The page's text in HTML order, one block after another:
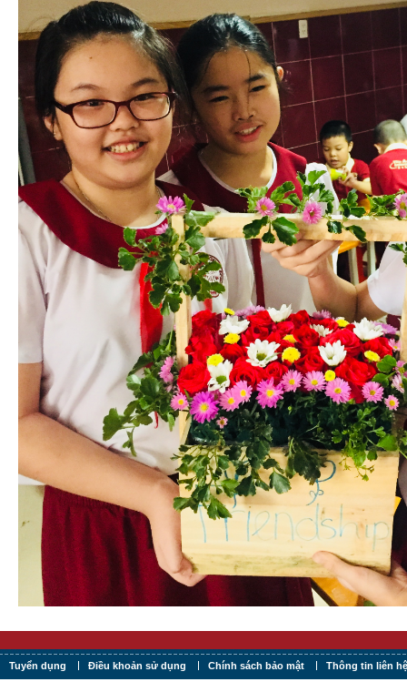
Tuyển dụng Điều khoản sử dụng Chính sách bảo mật Thông tin liên hệ